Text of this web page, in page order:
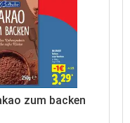
zum backen